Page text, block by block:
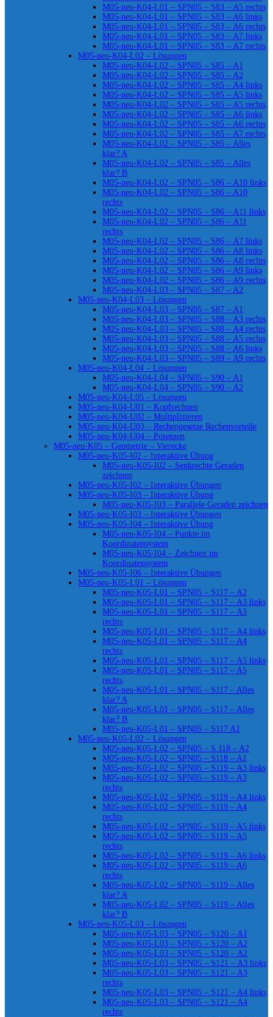
M05-neu-K04-L01 – SPN05 – S83 – A5 rechts
M05-neu-K04-L01 – SPN05 – S83 – A6 links
M05-neu-K04-L01 – SPN05 – S83 – A6 rechts
M05-neu-K04-L01 – SPN05 – S83 – A7 links
M05-neu-K04-L01 – SPN05 – S83 – A7 rechts
M05-neu-K04-L02 – Lösungen
M05-neu-K04-L02 – SPN05 – S85 – A1
M05-neu-K04-L02 – SPN05 – S85 – A2
M05-neu-K04-L02 – SPN05 – S85 – A4 links
M05-neu-K04-L02 – SPN05 – S85 – A5 links
M05-neu-K04-L02 – SPN05 – S85 – A5 rechts
M05-neu-K04-L02 – SPN05 – S85 – A6 links
M05-neu-K04-L02 – SPN05 – S85 – A6 rechts
M05-neu-K04-L02 – SPN05 – S85 – A7 rechts
M05-neu-K04-L02 – SPN05 – S85 – Alles
klar? A
M05-neu-K04-L02 – SPN05 – S85 – Alles
klar? B
M05-neu-K04-L02 – SPN05 – S86 – A10 links
M05-neu-K04-L02 – SPN05 – S86 – A10
rechts
M05-neu-K04-L02 – SPN05 – S86 – A11 links
M05-neu-K04-L02 – SPN05 – S86 – A11
rechts
M05-neu-K04-L02 – SPN05 – S86 – A7 links
M05-neu-K04-L02 – SPN05 – S86 – A8 links
M05-neu-K04-L02 – SPN05 – S86 – A8 rechts
M05-neu-K04-L02 – SPN05 – S86 – A9 links
M05-neu-K04-L02 – SPN05 – S86 – A9 rechts
M05-neu-K04-L03 – SPN05 – S87 – A2
M05-neu-K04-L03 – Lösungen
M05-neu-K04-L03 – SPN05 – S87 – A1
M05-neu-K04-L03 – SPN05 – S88 – A3 rechts
M05-neu-K04-L03 – SPN05 – S88 – A4 rechts
M05-neu-K04-L03 – SPN05 – S88 – A5 rechts
M05-neu-K04-L03 – SPN05 – S88 – A6 links
M05-neu-K04-L03 – SPN05 – S89 – A9 rechts
M05-neu-K04-L04 – Lösungen
M05-neu-K04-L04 – SPN05 – S90 – A1
M05-neu-K04-L04 – SPN05 – S90 – A2
M05-neu-K04-L05 – Lösungen
M05-neu-K04-U01 – Kopfrechnen
M05-neu-K04-U02 – Multiplizieren
M05-neu-K04-U03 – Rechengesetze Rechenvorteile
M05-neu-K04-U04 – Potenzen
M05-neu-K05 – Geometrie – Vierecke
M05-neu-K05-I02 – Interaktive Übung
M05-neu-K05-I02 – Senkrechte Geraden
zeichnen
M05-neu-K05-I02 – Interaktive Übungen
M05-neu-K05-I03 – Interaktive Übung
M05-neu-K05-I03 – Parallele Geraden zeichnen
M05-neu-K05-I03 – Interaktive Übungen
M05-neu-K05-I04 – Interaktive Übung
M05-neu-K05-I04 – Punkte im
Koordinatensystem
M05-neu-K05-I04 – Zeichnen im
Koordinatensystem
M05-neu-K05-I06 – Interaktive Übungen
M05-neu-K05-L01 – Lösungen
M05-neu-K05-L01 – SPN05 – S117 – A2
M05-neu-K05-L01 – SPN05 – S117 – A3 links
M05-neu-K05-L01 – SPN05 – S117 – A3
rechts
M05-neu-K05-L01 – SPN05 – S117 – A4 links
M05-neu-K05-L01 – SPN05 – S117 – A4
rechts
M05-neu-K05-L01 – SPN05 – S117 – A5 links
M05-neu-K05-L01 – SPN05 – S117 – A5
rechts
M05-neu-K05-L01 – SPN05 – S117 – Alles
klar? A
M05-neu-K05-L01 – SPN05 – S117 – Alles
klar? B
M05-neu-K05-L01 – SPN05 – S117 A1
M05-neu-K05-L02 – Lösungen
M05-neu-K05-L02 – SPN05 – S 118 – A2
M05-neu-K05-L02 – SPN05 – S118 – A1
M05-neu-K05-L02 – SPN05 – S119 – A3 links
M05-neu-K05-L02 – SPN05 – S119 – A3
rechts
M05-neu-K05-L02 – SPN05 – S119 – A4 links
M05-neu-K05-L02 – SPN05 – S119 – A4
rechts
M05-neu-K05-L02 – SPN05 – S119 – A5 links
M05-neu-K05-L02 – SPN05 – S119 – A5
rechts
M05-neu-K05-L02 – SPN05 – S119 – A6 links
M05-neu-K05-L02 – SPN05 – S119 – A6
rechts
M05-neu-K05-L02 – SPN05 – S119 – Alles
klar? A
M05-neu-K05-L02 – SPN05 – S119 – Alles
klar? B
M05-neu-K05-L03 – Lösungen
M05-neu-K05-L03 – SPN05 – S120 – A1
M05-neu-K05-L03 – SPN05 – S120 – A2
M05-neu-K05-L03 – SPN05 – S120 – A2
M05-neu-K05-L03 – SPN05 – S121 – A3 links
M05-neu-K05-L03 – SPN05 – S121 – A3
rechts
M05-neu-K05-L03 – SPN05 – S121 – A4 links
M05-neu-K05-L03 – SPN05 – S121 – A4
rechts